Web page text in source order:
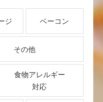
ジ ベーコン
その他
食物アレルギー
対応